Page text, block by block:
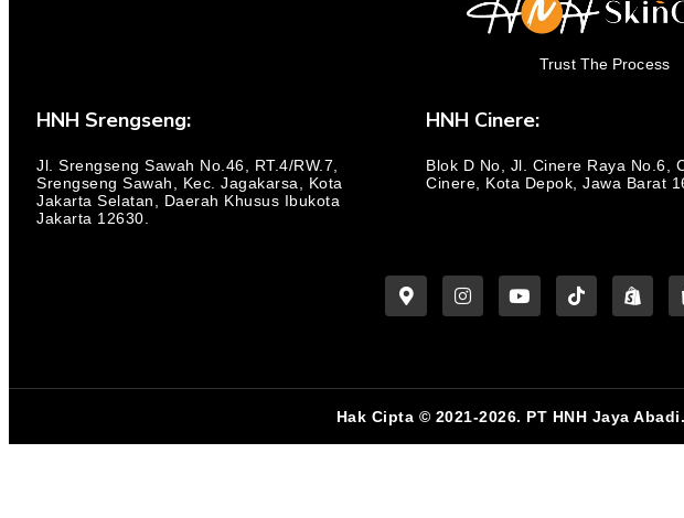
Trust The Process
HNH Srengseng:
Jl. Srengseng Sawah No.46, RT.4/RW.7,
Srengseng Sawah, Kec. Jagakarsa, Kota
Jakarta Selatan, Daerah Khusus Ibukota
Jakarta 12630.
HNH Cinere:
Blok D No, Jl. Cinere Raya No.6,
Cinere, Kota Depok, Jawa Barat
Hak Cipta © 2021-2026. PT HNH Jaya